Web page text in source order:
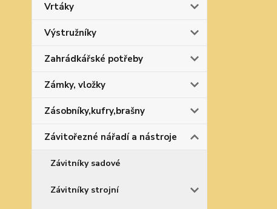
Vrtáky
Výstružníky
Zahrádkářské potřeby
Zámky, vložky
Zásobníky,kufry,brašny
Závitořezné nářadí a nástroje
Závitníky sadové
Závitníky strojní